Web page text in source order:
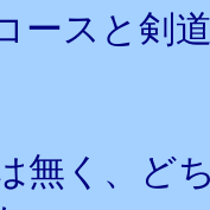
ースと剣
無く、ど